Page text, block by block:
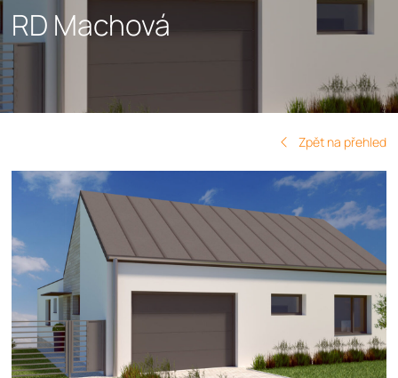
RD Machová
Zpět na přehled